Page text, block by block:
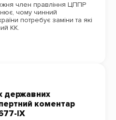
член правління ЦППР
чому чинний
потребує заміни та які
КК.
державних
коментар
ІХ